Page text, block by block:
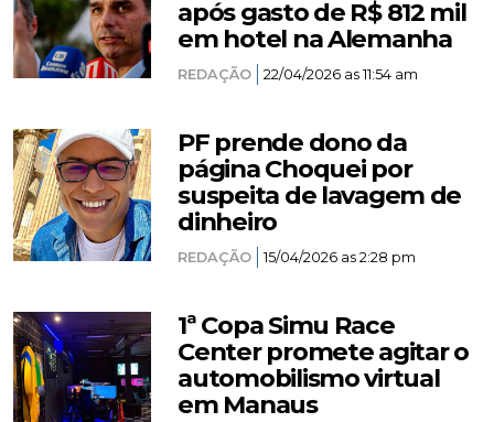
após gasto de R$ 812 mil
em hotel na Alemanha
REDAÇÃO 22/04/2026 as 11:54 am
PF prende dono da
página Choquei por
suspeita de lavagem de
dinheiro
REDAÇÃO 15/04/2026 as 2:28 pm
1ª Copa Simu Race
Center promete agitar o
automobilismo virtual
em Manaus